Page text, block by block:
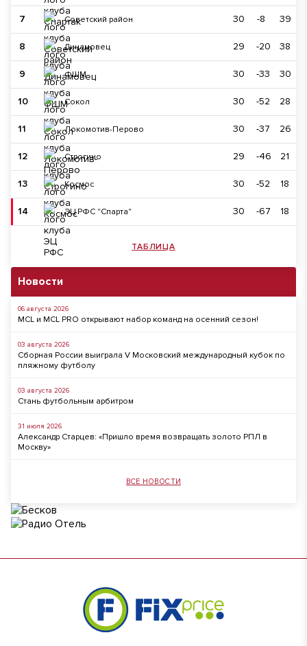
7 Советский район 30 -8 39
8 Динамовец 29 -20 38
9 ФШМ 30 -33 30
10 Сокол 30 -52 28
11 Локомотив-Перово 30 -37 26
12 Строгино 29 -46 21
13 Космос 30 -52 18
14 ЭЦ РФС "Спарта" 30 -67 18
ТАБЛИЦА
Новости
06 августа 2026
MCL и MCL PRO открывают набор команд на осенний сезон!
03 августа 2026
Сборная России выиграла V Московский международный кубок по
пляжному футболу
03 августа 2026
Стань футбольным арбитром
31 июля 2026
Александр Старцев: «Пришло время возвращать золото РПЛ в
Москву»
ВСЕ НОВОСТИ